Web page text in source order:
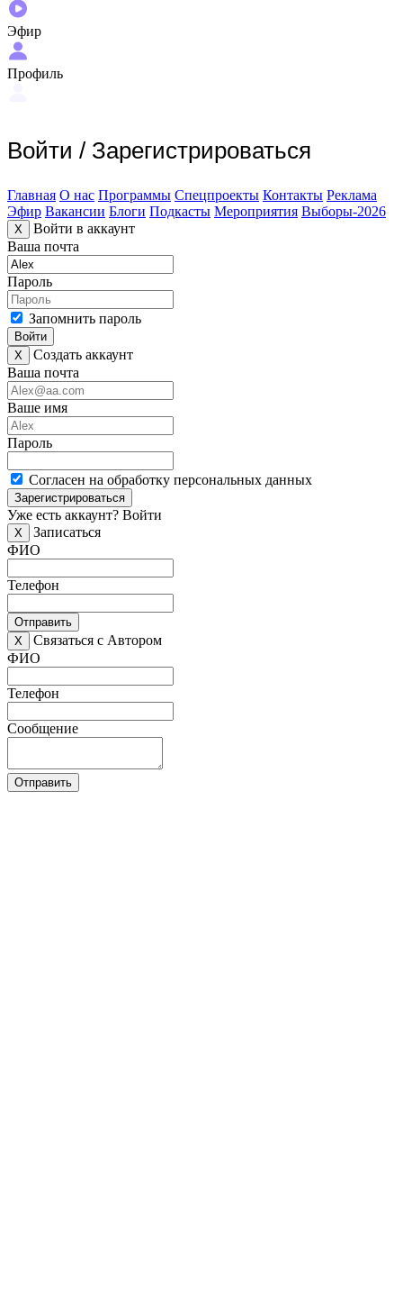
Эфир
Профиль
Войти / Зарегистрироваться
Главная О нас Программы Спецпроекты Контакты Реклама
Эфир Вакансии Блоги Подкасты Мероприятия Выборы-2026
X
Войти в аккаунт
Ваша почта
Пароль
Запомнить пароль
Войти
X
Создать аккаунт
Ваша почта
Ваше имя
Пароль
Согласен на обработку персональных данных
Зарегистрироваться
Уже есть аккаунт? Войти
X
Записаться
ФИО
Телефон
Отправить
X
Связаться с Автором
ФИО
Телефон
Сообщение
Отправить